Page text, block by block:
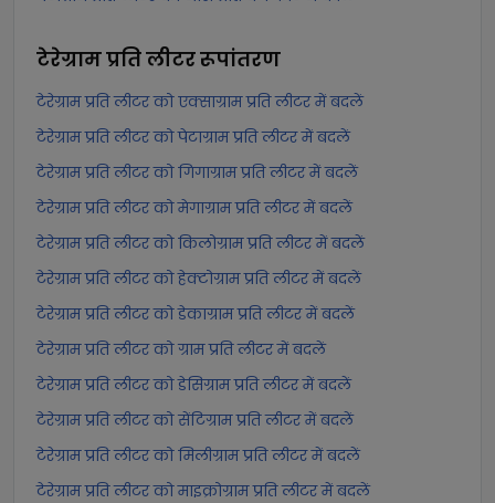
टेरेग्राम प्रति लीटररूपांतरण
टेरेग्राम प्रति लीटर को एक्साग्राम प्रति लीटर में बदलें
टेरेग्राम प्रति लीटर को पेटाग्राम प्रति लीटर में बदलें
टेरेग्राम प्रति लीटर को गिगाग्राम प्रति लीटर में बदलें
टेरेग्राम प्रति लीटर को मेगाग्राम प्रति लीटर में बदलें
टेरेग्राम प्रति लीटर को किलोग्राम प्रति लीटर में बदलें
टेरेग्राम प्रति लीटर को हेक्टोग्राम प्रति लीटर में बदलें
टेरेग्राम प्रति लीटर को डेकाग्राम प्रति लीटर में बदलें
टेरेग्राम प्रति लीटर को ग्राम प्रति लीटर में बदलें
टेरेग्राम प्रति लीटर को डेसिग्राम प्रति लीटर में बदलें
टेरेग्राम प्रति लीटर को सेंटिग्राम प्रति लीटर में बदलें
टेरेग्राम प्रति लीटर को मिलीग्राम प्रति लीटर में बदलें
टेरेग्राम प्रति लीटर को माइक्रोग्राम प्रति लीटर में बदलें